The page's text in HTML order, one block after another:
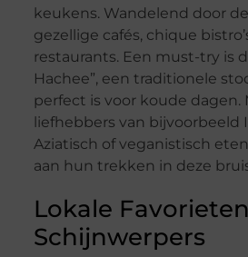
keukens. Wandelend door
gezellige cafés, chique
restaurants. Een must-try is
Hachee”, een traditionele
perfect is voor koude dagen.
liefhebbers van bijvoorbeeld
Aziatisch of veganistisch
aan hun trekken in deze
Lokale
Schijnwerpers